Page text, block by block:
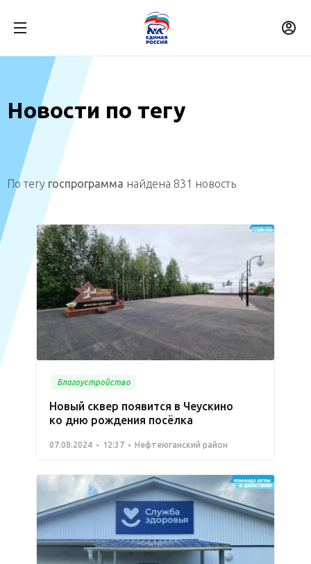
Новости по тегу
По тегу госпрограмма найдена 831 новость
Благоустройство
Новый сквер появится в Чеускино
ко дню рождения посёлка
07.08.2024 12:37 Нефтеюганский район